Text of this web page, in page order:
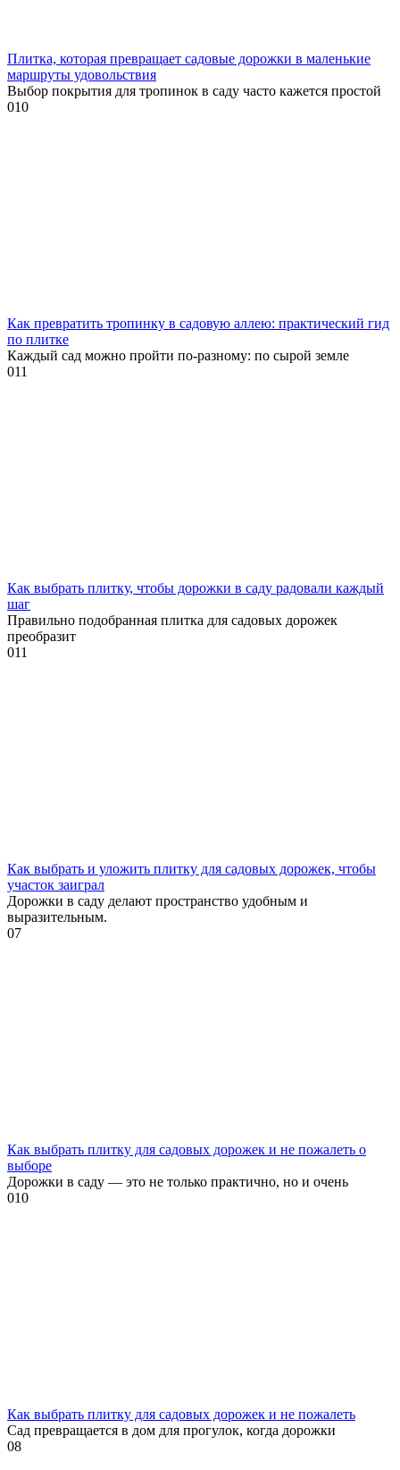
Плитка, которая превращает садовые дорожки в маленькие
маршруты удовольствия
Выбор покрытия для тропинок в саду часто кажется простой
010
Как превратить тропинку в садовую аллею: практический гид
по плитке
Каждый сад можно пройти по-разному: по сырой земле
011
Как выбрать плитку, чтобы дорожки в саду радовали каждый
шаг
Правильно подобранная плитка для садовых дорожек
преобразит
011
Как выбрать и уложить плитку для садовых дорожек, чтобы
участок заиграл
Дорожки в саду делают пространство удобным и
выразительным.
07
Как выбрать плитку для садовых дорожек и не пожалеть о
выборе
Дорожки в саду — это не только практично, но и очень
010
Как выбрать плитку для садовых дорожек и не пожалеть
Сад превращается в дом для прогулок, когда дорожки
08